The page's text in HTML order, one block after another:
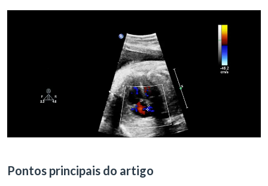
Pontos principais do artigo